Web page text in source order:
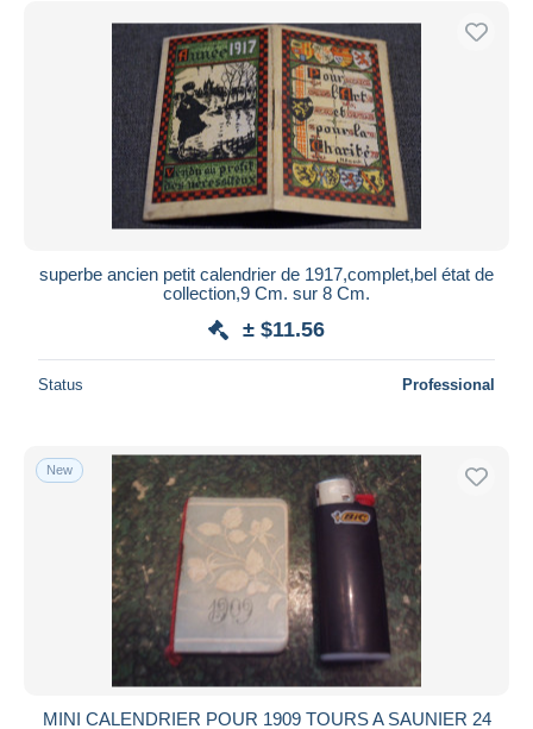
superbe ancien petit calendrier de 1917,complet,bel état de
collection,9 Cm. sur 8 Cm.
± $11.56
Status Professional
New
MINI CALENDRIER POUR 1909 TOURS A SAUNIER 24